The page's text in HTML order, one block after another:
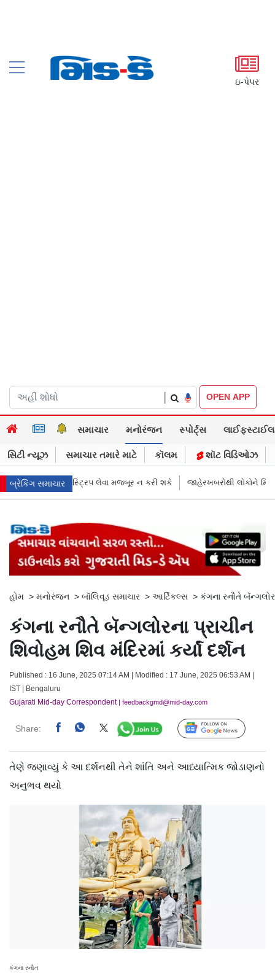
ઇ-પેપર
OPEN APP
સમાચાર મનોરંજન સ્પોર્ટ્સ લાઈફસ્ટાઈલ
સિટી ન્યૂઝ સમાચાર તમારે માટે કૉલમ શૉટ વિડિઓઝ
બ્રેકિંગ સમાચાર
શકે જાહેરખબરોથી લોકોને મિસગાઇડ કરનારી સેલિબ્રિટીઝ પણ ગુનેગાર
હોમ > મનોરંજન > બૉલિવૂડ સમાચાર > આર્ટિકલ્સ > કંગના રનૌતે
કંગના રનૌતે બૅન્ગલોરના પ્રાચીન
શિવોહમ શિવ મંદિરમાં કર્યાં દર્શન
Published : 16 June, 2025 07:14 AM | Modified : 17 June, 2025 06:53 AM |
IST | Bengaluru
Gujarati Mid-day Correspondent| feedbackgmd@mid-day.com
Share: Follow Us
તેણે જણાવ્યું કે આ દર્શનથી તેને શાંતિ અને આધ્યાત્મિક જોડાણનો
અનુભવ થયો
કંગના રનૌત